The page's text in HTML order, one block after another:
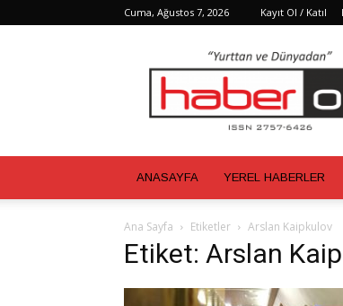
Cuma, Ağustos 7, 2026 Kayıt Ol / Katıl
ANASAYFA YEREL HABERLER
Ana Sayfa Etiketler Arslan Kaipkulov
Etiket: Arslan